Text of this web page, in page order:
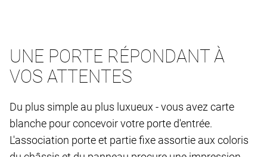
UNE PORTE RÉPONDANT À
VOS ATTENTES
Du plus simple au plus luxueux - vous avez carte
blanche pour concevoir votre porte d'entrée.
L'association porte et partie fixe assortie aux coloris